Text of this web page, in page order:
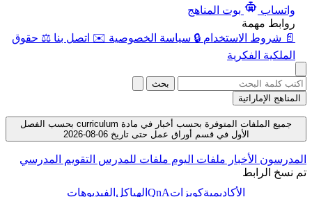
واتساب
بوت المناهج
روابط مهمة
📄 شروط الاستخدام 🔒 سياسة الخصوصية ✉️ اتصل بنا ⚖️ حقوق
الملكية الفكرية
بحث
المناهج الإماراتية
جميع الملفات المتوفرة بحسب أخبار في مادة curriculum بحسب الفصل
الأول في قسم أوراق عمل حتى تاريخ 06-08-2026
المدرسون الأخبار ملفات اليوم ملفات للمدرس التقويم المدرسي
تم نسخ الرابط
الأكاديميةكويزاتQnAالهياكلالفيديوهات